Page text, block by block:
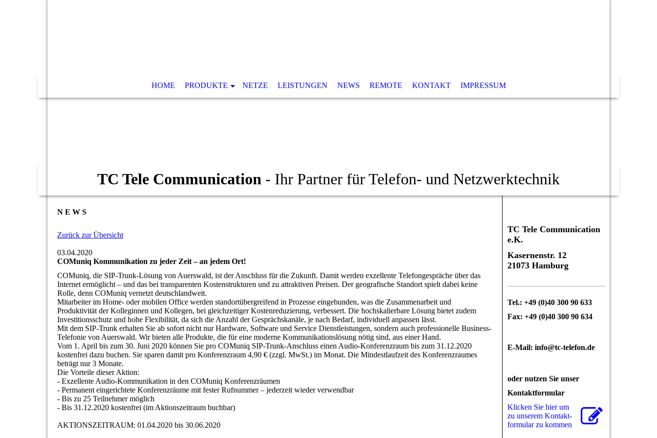
HOME PRODUKTE NETZE LEISTUNGEN NEWS REMOTE KONTAKT IMPRESSUM
TC Tele Communication - Ihr Partner für Telefon- und Netzwerktechnik
N E W S
Zurück zur Übersicht
03.04.2020
COMuniq Kommunikation zu jeder Zeit – an jedem Ort!
COMuniq, die SIP-Trunk-Lösung von Auerswald, ist der Anschluss für die Zukunft. Damit werden exzellente Telefongespräche über das
Internet ermöglicht – und das bei transparenten Kostenstrukturen und zu attraktiven Preisen. Der geografische Standort spielt dabei keine
Rolle, denn COMuniq vernetzt deutschlandweit.
Mitarbeiter im Home- oder mobilen Office werden standortübergreifend in Prozesse eingebunden, was die Zusammenarbeit und
Produktivität der Kolleginnen und Kollegen, bei gleichzeitiger Kostenreduzierung, verbessert. Die hochskalierbare Lösung bietet zudem
Investitionsschutz und hohe Flexibilität, da sich die Anzahl der Gesprächskanäle, je nach Bedarf, individuell anpassen lässt.
Mit dem SIP-Trunk erhalten Sie ab sofort nicht nur Hardware, Software und Service Dienstleistungen, sondern auch professionelle Business-
Telefonie von Auerswald. Wir bieten alle Produkte, die für eine moderne Kommunikationslösung nötig sind, aus einer Hand.
Vom 1. April bis zum 30. Juni 2020 können Sie pro COMuniq SIP-Trunk-Anschluss einen Audio-Konferenzraum bis zum 31.12.2020
kostenfrei dazu buchen. Sie sparen damit pro Konferenzraum 4,90 € (zzgl. MwSt.) im Monat. Die Mindestlaufzeit des Konferenzraumes
beträgt nur 3 Monate.
Die Vorteile dieser Aktion:
- Exzellente Audio-Kommunikation in den COMuniq Konferenzräumen
- Permanent eingerichtete Konferenzräume mit fester Rufnummer – jederzeit wieder verwendbar
- Bis zu 25 Teilnehmer möglich
- Bis 31.12.2020 kostenfrei (im Aktionszeitraum buchbar)
AKTIONSZEITRAUM: 01.04.2020 bis 30.06.2020
TC Tele Communication
e.K.
Kasernenstr. 12
21073 Hamburg
Tel.: +49 (0)40 300 90 633
Fax: +49 (0)40 300 90 634
E-Mail: info@tc-telefon.de
oder nutzen Sie unser
Kontaktformular
Klicken Sie hier um
zu unserem Kon­takt­
for­mu­lar zu kommen